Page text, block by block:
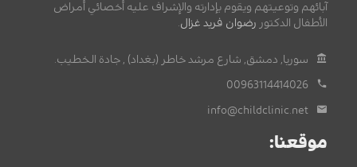
آبائهم وتوعيتهم ويقوم بإدارته والإشراف عليه أخصائي أمراض
الأطفال الدكتور رضوان فريد غزال
سوريا, دمشق, شارع مرشد خاطر (بغداد) , جادة الخطيب.
00963114414026
info@childclinic.net
موقعنا: